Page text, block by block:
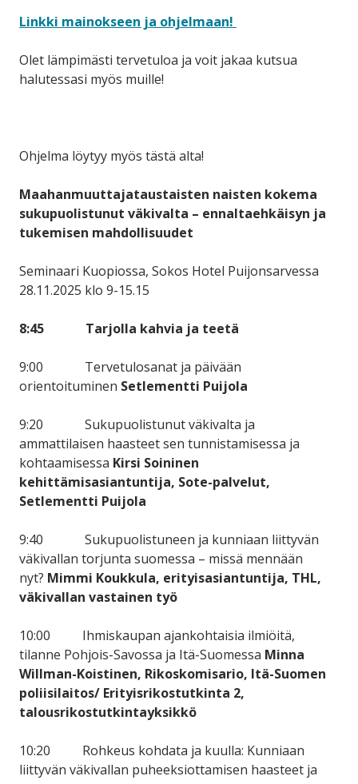
Linkki mainokseen ja ohjelmaan!
Olet lämpimästi tervetuloa ja voit jakaa kutsua
halutessasi myös muille!
Ohjelma löytyy myös tästä alta!
Maahanmuuttajataustaisten naisten kokema
sukupuolistunut väkivalta – ennaltaehkäisyn ja
tukemisen mahdollisuudet
Seminaari Kuopiossa, Sokos Hotel Puijonsarvessa
28.11.2025 klo 9-15.15
8:45 Tarjolla kahvia ja teetä
9:00 Tervetulosanat ja päivään
orientoituminen Setlementti Puijola
9:20 Sukupuolistunut väkivalta ja
ammattilaisen haasteet sen tunnistamisessa ja
kohtaamisessa Kirsi Soininen
kehittämisasiantuntija, Sote-palvelut,
Setlementti Puijola
9:40 Sukupuolistuneen ja kunniaan liittyvän
väkivallan torjunta suomessa – missä mennään
nyt? Mimmi Koukkula, erityisasiantuntija, THL,
väkivallan vastainen työ
10:00 Ihmiskaupan ajankohtaisia ilmiöitä,
tilanne Pohjois-Savossa ja Itä-Suomessa Minna
Willman-Koistinen, Rikoskomisario, Itä-Suomen
poliisilaitos/ Erityisrikostutkinta 2,
talousrikostutkintayksikkö
10:20 Rohkeus kohdata ja kuulla: Kunniaan
liittyvän väkivallan puheeksiottamisen haasteet ja